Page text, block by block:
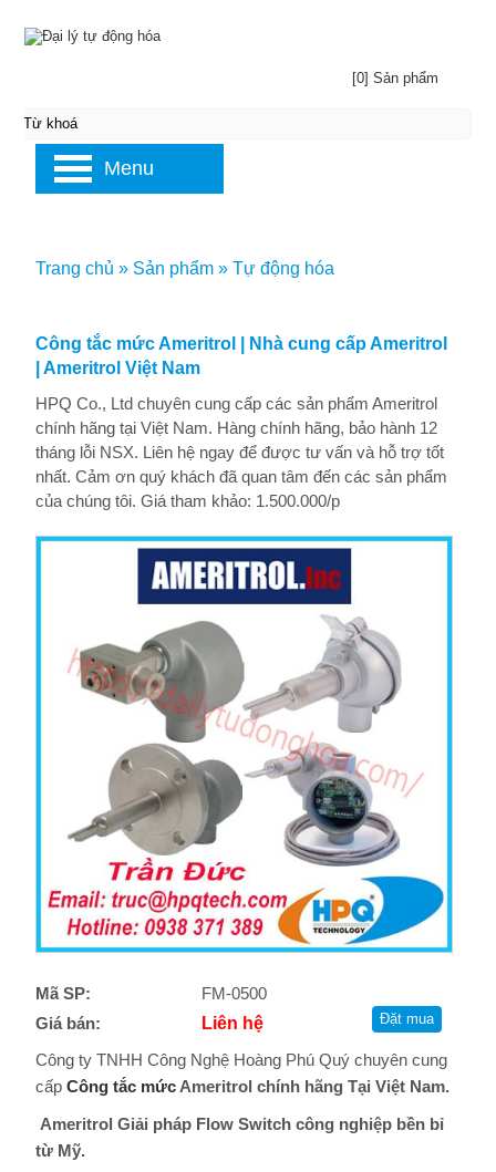
Công tắc mức Ameritrol | Nhà cung cấp Ameritrol
| Ameritrol Việt Nam
HPQ Co., Ltd chuyên cung cấp các sản phẩm Ameritrol
chính hãng tại Việt Nam. Hàng chính hãng, bảo hành 12
tháng lỗi NSX. Liên hệ ngay để được tư vấn và hỗ trợ tốt
nhất. Cảm ơn quý khách đã quan tâm đến các sản phẩm
của chúng tôi. Giá tham khảo: 1.500.000/p
Mã SP:
FM-0500
Giá bán:
Liên hệ
Công ty TNHH Công Nghệ Hoàng Phú Quý chuyên cung
cấp Công tắc mứcAmeritrol chính hãng Tại Việt Nam.
Ameritrol Giải pháp Flow Switch công nghiệp bền bỉ
từ Mỹ.
Trang chủ » Sản phẩm » Tự động hóa
[0] Sản phẩm
Menu